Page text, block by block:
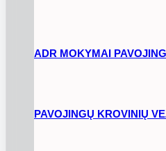
ADR MOKYMAI
PAVOJINGŲ KROVINIŲ